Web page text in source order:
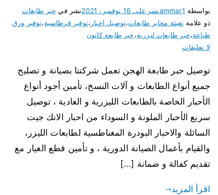
بواسطة ammar1نشر على 16 نوفمبر، 2021 نشر في حبر طابعات
ذو علامة تعبئة محابر طابعات،توصيل احبار ،توفير قرطاسية،توفير ورق
طباعة،حبر طابعات ليزرية،حبر طابعة كانون
لا تعليقات
توصيل حبر طابعة الهجن تعمل شركتنا بصيانة و تصليح
جميع أنواع الطابعات و آلات النسخ، تأمين أجود أنواع
الأحبار الخاصة بالطابعات الليزرية و العادية ، توصيل
سريع الأحبار الملونة و السوداء من احبار الانك جيت
السائلة والاحبار البودرة المغناطسية لطابعات الليزر،
والقيام بأعمال الصيانة الدورية ، و تأمين قطع الغيار مع
تقديم كفالة و ضمانة […]
اقرأ المزيد